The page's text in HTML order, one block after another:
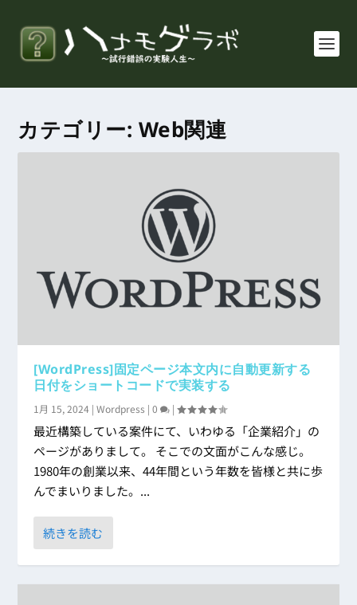
カテゴリー: Web関連
[WordPress]固定ページ本文内に自動更新する
日付をショートコードで実装する
1月 15, 2024 |Wordpress |0 |
最近構築している案件にて、いわゆる「企業紹介」の
ページがありまして。 そこでの文面がこんな感じ。
1980年の創業以来、44年間という年数を皆様と共に歩
んでまいりました。...
続きを読む